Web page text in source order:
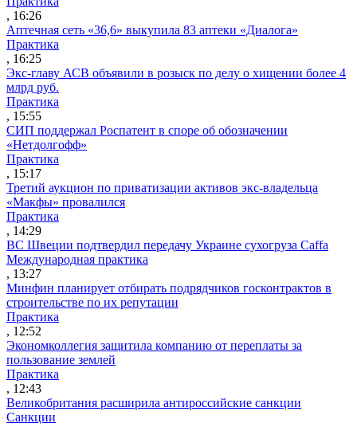
, 16:26
Аптечная сеть «36,6» выкупила 83 аптеки «Диалога»
Практика
, 16:25
Экс-главу АСВ объявили в розыск по делу о хищении более 4
млрд руб.
Практика
, 15:55
СИП поддержал Роспатент в споре об обозначении
«Нетдолгофф»
Практика
, 15:17
Третий аукцион по приватизации активов экс-владельца
«Макфы» провалился
Практика
, 14:29
ВС Швеции подтвердил передачу Украине сухогруза Caffa
Международная практика
, 13:27
Минфин планирует отбирать подрядчиков госконтрактов в
строительстве по их репутации
Практика
, 12:52
Экономколлегия защитила компанию от переплаты за
пользование землей
Практика
, 12:43
Великобритания расширила антироссийские санкции
Санкции